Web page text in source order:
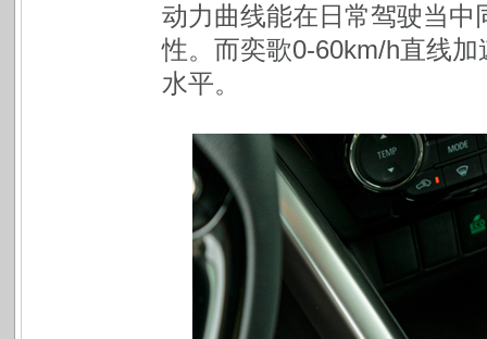
动力曲线能在日常驾驶当
性。而奕歌0-60km/h直线
水平。